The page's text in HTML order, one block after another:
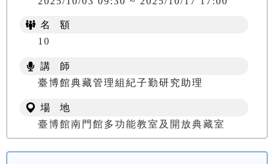
名 額
10
講 師
臺博館典藏管理組紀子勤研究助理
場 地
臺博館南門館多功能教室及開放典藏室